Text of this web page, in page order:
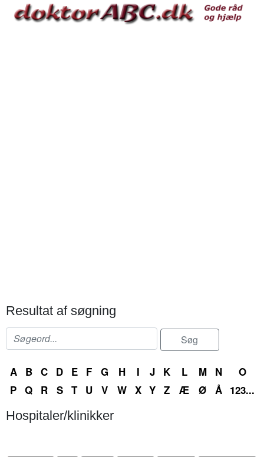
Resultat af søgning
A B C D E F G H I J K L M N
O
P Q R S T U V W X Y Z Æ Ø Å 123...
Hospitaler/klinikker